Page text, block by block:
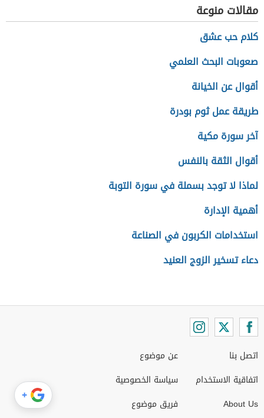
مقالات منوعة
كلام حب عشق
صعوبات البحث العلمي
أقوال عن الخيانة
طريقة عمل ثوم بودرة
آخر سورة مكية
أقوال الثقة بالنفس
لماذا لا توجد بسملة في سورة التوبة
أهمية الإدارة
استخدامات الكربون في الصناعة
دعاء تسخير الزوج العنيد
اتصل بنا
اتفاقية الاستخدام
About Us
عن موضوع
سياسة الخصوصية
فريق موضوع
+